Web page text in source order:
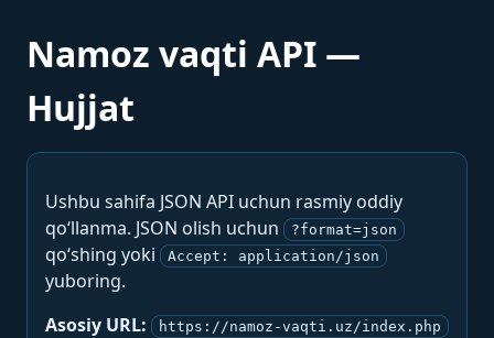
Namoz vaqti API —
Hujjat
Ushbu sahifa JSON API uchun rasmiy oddiy
qo‘llanma. JSON olish uchun
?format=json
qo‘shing yoki Accept: application/json
yuboring.
Asosiy URL:
https://namoz-vaqti.uz/index.php